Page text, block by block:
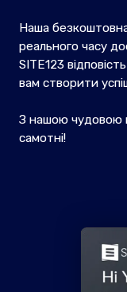
Наша
реального часу
SITE123
вам створити
З нашою чудовою
самотні!